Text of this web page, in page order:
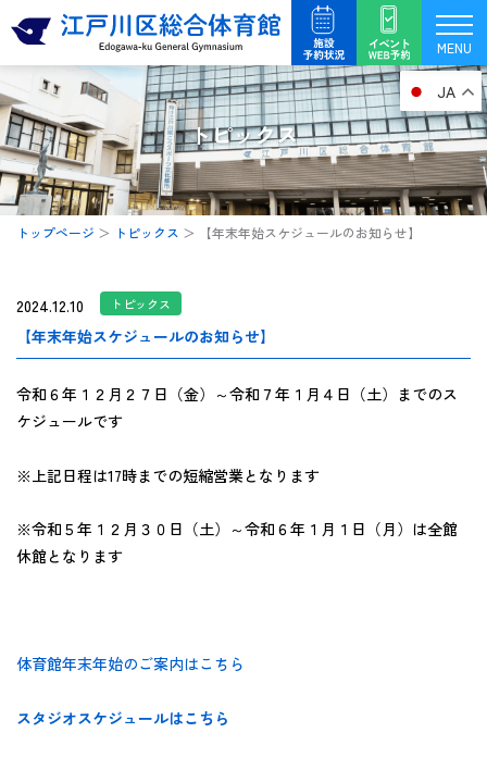
を
ス
キ
ッ
プ
MENU
トピックス
トップページ ＞ トピックス ＞ 【年末年始スケジュールのお知らせ】
2024.12.10 トピックス
【年末年始スケジュールのお知らせ】
令和６年１２月２７日（金）～令和７年１月４日（土）までのス
ケジュールです
※上記日程は17時までの短縮営業となります
※令和５年１２月３０日（土）～令和６年１月１日（月）は全館
休館となります
体育館年末年始のご案内はこちら
スタジオスケジュールはこちら
JA